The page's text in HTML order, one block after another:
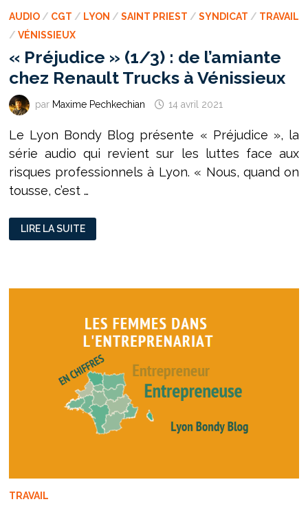
AUDIO/ CGT / LYON / SAINT PRIEST / SYNDICAT / TRAVAIL
/ VÉNISSIEUX
« Préjudice » (1/3) : de l’amiante
chez Renault Trucks à Vénissieux
par Maxime Pechkechian 14 avril 2021
Le Lyon Bondy Blog présente « Préjudice », la
série audio qui revient sur les luttes face aux
risques professionnels à Lyon. « Nous, quand on
tousse, c’est …
« PRÉJUDICE »
(1/3)
:
TRUCKS
LIRE LA SUITE
TRAVAIL